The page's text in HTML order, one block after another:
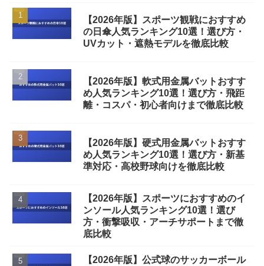
【2026年版】スポーツ観戦におすすめ
の日傘人気ランキング10選！選び方・
UVカット・遮熱モデルを徹底比較
【2026年版】軟式用金属バットおすす
め人気ランキング10選！選び方・飛距
離・コスパ・初心者向けまで徹底比較
【2026年版】硬式用金属バットおすす
め人気ランキング10選！選び方・新基
準対応・高校野球向けを徹底比較
【2026年版】スポーツにおすすめのイ
ンソール人気ランキング10選！選び
方・衝撃吸収・アーチサポートまで徹
底比較
【2026年版】公式球のサッカーボール